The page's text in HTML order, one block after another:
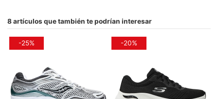
8 artículos que también te podrían interesar
-25% -20%